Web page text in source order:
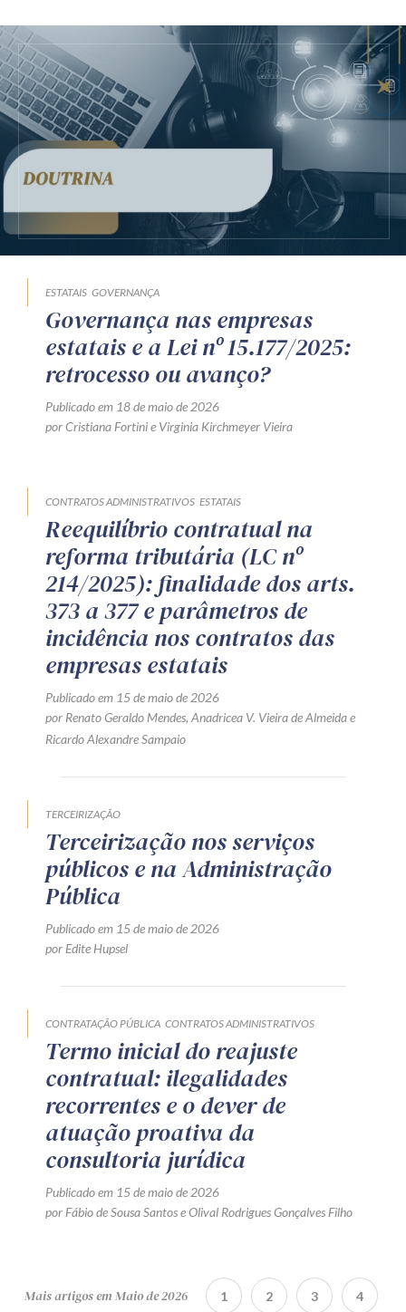
ESTATAIS GOVERNANÇA
Governança nas empresas
estatais e a Lei nº 15.177/2025:
retrocesso ou avanço?
Publicado em 18 de maio de 2026
porCristiana Fortinie Virginia Kirchmeyer Vieira
CONTRATOS ADMINISTRATIVOS ESTATAIS
Reequilíbrio contratual na
reforma tributária (LC nº
214/2025): finalidade dos arts.
373 a 377 e parâmetros de
incidência nos contratos das
empresas estatais
Publicado em 15 de maio de 2026
por Renato Geraldo Mendes, Anadricea V. Vieira de Almeidae
Ricardo Alexandre Sampaio
TERCEIRIZAÇÃO
Terceirização nos serviços
públicos e na Administração
Pública
Publicado em 15 de maio de 2026
por Edite Hupsel
CONTRATAÇÃO PÚBLICA CONTRATOS ADMINISTRATIVOS
Termo inicial do reajuste
contratual: ilegalidades
recorrentes e o dever de
atuação proativa da
consultoria jurídica
Publicado em 15 de maio de 2026
por Fábio de Sousa SantoseOlival Rodrigues Gonçalves Filho
Mais artigos em Maio de 2026 1 2 3 4